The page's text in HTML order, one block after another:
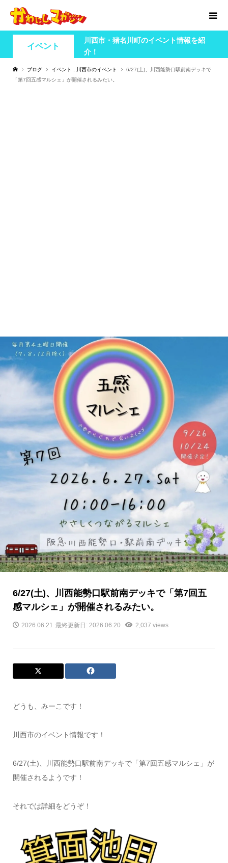
イベント
川西市・猪名川町のイベント情報を紹
介！
ブログ イベント 川西市のイベント
6/27(土)、川西能勢口駅前南デッキで
「第7回五感マルシェ」が開催されるみたい。
6/27(土)、川西能勢口駅前南デッキで「第7回五
感マルシェ」が開催されるみたい。
2026.06.21 最終更新日: 2026.06.20 2,037 views
どうも、みーこです！
川西市のイベント情報です！
6/27(土)、川西能勢口駅前南デッキで「第7回五感マルシェ」が
開催されるようです！
それでは詳細をどうぞ！